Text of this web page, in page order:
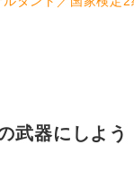
武器にしよう